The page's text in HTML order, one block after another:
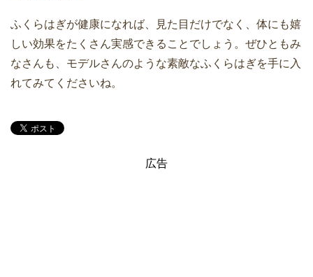
ふくらはぎが健康になれば、見た目だけでなく、体にも嬉
しい効果をたくさん実感できることでしょう。ぜひともみ
なさんも、モデルさんのような素敵なふくらはぎを手に入
れてみてくださいね。
広告